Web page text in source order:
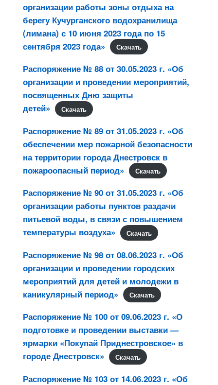
организации работы зоны отдыха на
берегу Кучурганского водохранилища
(лимана) с 10 июня 2023 года по 15
сентября 2023 года»
Скачать
Распоряжение № 88 от 30.05.2023 г. «Об
организации и проведении мероприятий,
посвященных Дню защиты
детей»
Скачать
Распоряжение № 89 от 31.05.2023 г. «Об
обеспечении мер пожарной безопасности
на территории города Днестровск в
пожароопасный период»
Скачать
Распоряжение № 90 от 31.05.2023 г. «Об
организации работы пунктов раздачи
питьевой воды, в связи с повышением
температуры воздуха»
Скачать
Распоряжение № 98 от 08.06.2023 г. «Об
организации и проведении городских
мероприятий для детей и молодежи в
каникулярный период»
Скачать
Распоряжение № 100 от 09.06.2023 г. «О
подготовке и проведении выставки —
ярмарки «Покупай Приднестровское» в
городе Днестровск»
Скачать
Распоряжение № 103 от 14.06.2023 г. «Об